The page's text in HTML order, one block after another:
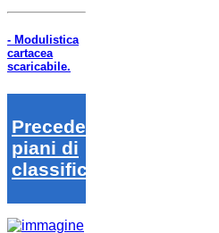
- Modulistica
cartacea
scaricabile.
Precedenti
piani di
classifica